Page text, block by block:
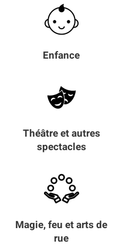
Enfance
Théâtre et autres
spectacles
Magie, feu et arts de
rue